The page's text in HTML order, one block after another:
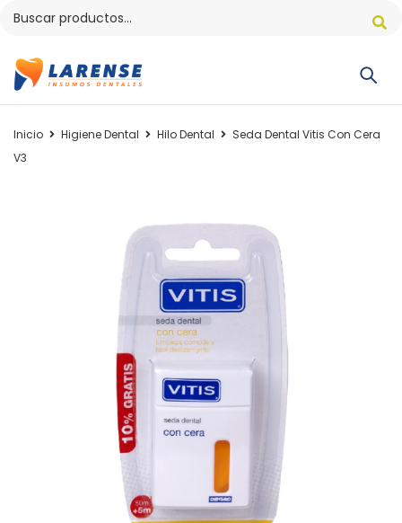
Inicio Higiene Dental Hilo Dental
Seda Dental Vitis Con Cera
V3